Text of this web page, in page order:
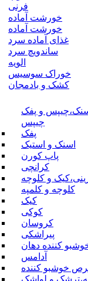
فرنی
خورشت آماده
خورشت آماده
غذای آماده سرد
ساندویچ سرد
الویه
خوراک سوسیس
کشک و بادمجان
و پفک
چیپس
پفک
اسنک و استیک
پاپ کورن
کرانچی
و کلوچه
کلوچه و کلمپه
کیک
کوکی
کروسان
پیراشکی
کننده دهان
آدامس
خوشبو کننده